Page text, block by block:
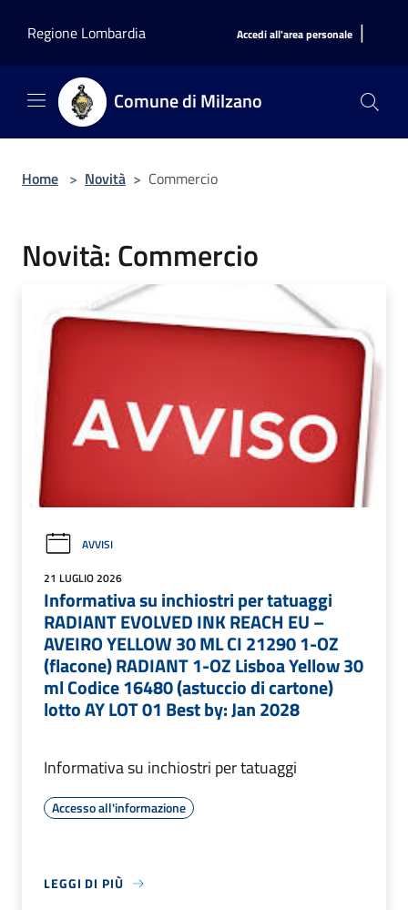
Regione Lombardia
Accedi all'area personale |
Comune di Milzano
Home > Novità > Commercio
Novità: Commercio
AVVISI
21 LUGLIO 2026
Informativa su inchiostri per tatuaggi
RADIANT EVOLVED INK REACH EU –
AVEIRO YELLOW 30 ML CI 21290 1-OZ
(flacone) RADIANT 1-OZ Lisboa Yellow 30
ml Codice 16480 (astuccio di cartone)
lotto AY LOT 01 Best by: Jan 2028
Informativa su inchiostri per tatuaggi
Accesso all'informazione
LEGGI DI PIÙ